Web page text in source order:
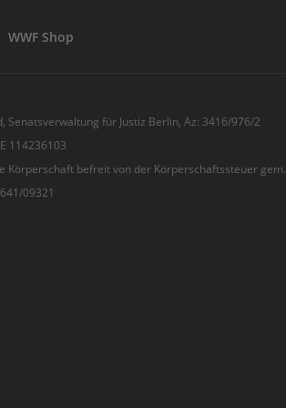
WWF Shop
Senatsverwaltung für Justiz Berlin, Az: 3416/976/2
114236103
Körperschaft befreit von der Körperschaftssteuer gem.
09321